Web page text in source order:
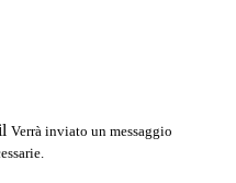
Verrà inviato un messaggio